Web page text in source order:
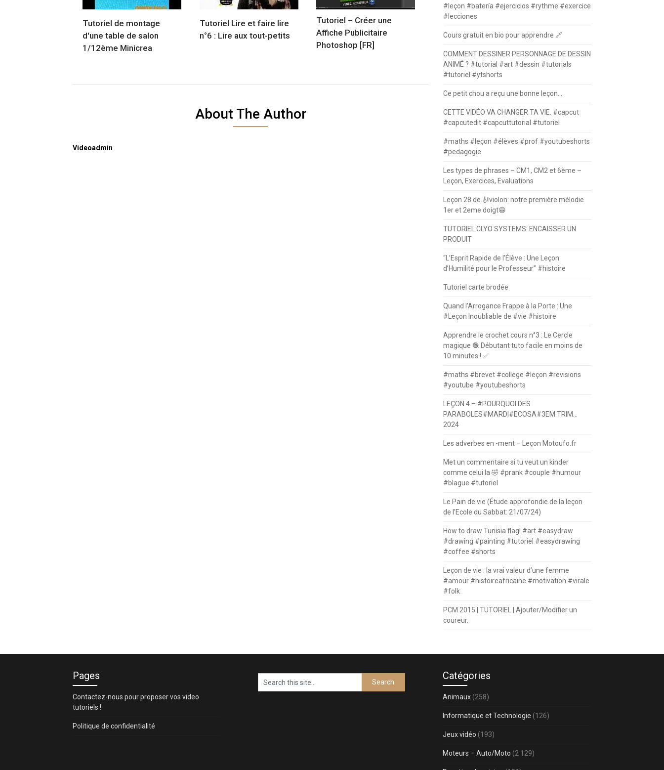
Tutoriel de montage
d'une table de salon
1/12ème Minicrea
Tutoriel Lire et faire lire
n°6 : Lire aux tout-petits
Tutoriel – Créer une
Affiche Publicitaire
Photoshop [FR]
About The Author
Videoadmin
#leçon #batería #ejercicios #rythme #exercice
#lecciones
Cours gratuit en bio pour apprendre 🔗
COMMENT DESSINER PERSONNAGE DE DESSIN
ANIMÉ ? #tutorial #art #dessin #tutorials
#tutoriel #ytshorts
Ce petit chou a reçu une bonne leçon…
CETTE VIDÉO VA CHANGER TA VIE. #capcut
#capcutedit #capcuttutorial #tutoriel
#maths #leçon #élèves #prof #youtubeshorts
#pedagogie
Les types de phrases – CM1, CM2 et 6ème –
Leçon, Exercices, Evaluations
Leçon 28 de 🎻violon: notre première mélodie
1er et 2eme doigt😄
TUTORIEL CLYO SYSTEMS: ENCAISSER UN
PRODUIT
“L’Esprit Rapide de l’Élève : Une Leçon
d’Humilité pour le Professeur” #histoire
Tutoriel carte brodée
Quand l’Arrogance Frappe à la Porte : Une
#Leçon Inoubliable de #vie #histoire
Apprendre le crochet cours n°3 : Le Cercle
magique 🧶 Débutant tuto facile en moins de
10 minutes ! ✅
#maths #brevet #college #leçon #revisions
#youtube #youtubeshorts
LEÇON 4 – #POURQUOI DES
PARABOLES#MARDI#ECOSA#3EM TRIM…
2024
Les adverbes en -ment – Leçon Motoufo.fr
Met un commentaire si tu veut un kinder
comme celui la 🤣 #prank #couple #humour
#blague #tutoriel
Le Pain de vie (Étude approfondie de la leçon
de l’Ecole du Sabbat: 21/07/24)
How to draw Tunisia flag! #art #easydraw
#drawing #painting #tutoriel #easydrawing
#coffee #shorts
Leçon de vie : la vrai valeur d’une femme
#amour #histoireafricaine #motivation #virale
#folk
PCM 2015 | TUTORIEL | Ajouter/Modifier un
coureur.
Pages
Contactez-nous pour proposer vos video
tutoriels !
Politique de confidentialité
Catégories
Animaux (258)
Informatique et Technologie (126)
Jeux vidéo (193)
Moteurs – Auto/Moto (2 129)